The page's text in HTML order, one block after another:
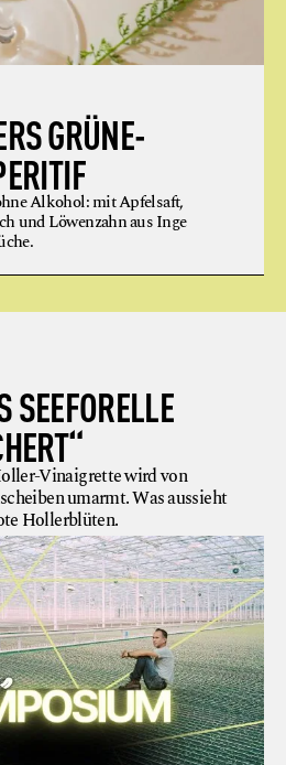
GRÜNE-
Alkohol: mit Apfelsaft,
und Löwenzahn aus Inge
SEEFORELLE
Vinaigrette wird von
umarmt. Was aussieht
Hollerblüten.